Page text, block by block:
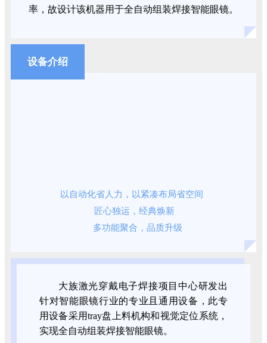
率，故设计该机器用于全自动组装焊接智能眼镜。
设备介绍
以自动化省人力，以紧凑布局省空间
匠心独运，经典焕新
多功能聚合，品质升级
大族激光穿戴电子焊接项目中心研发出
针对智能眼镜行业的专业且通用设备，此专
用设备采用tray盘上料机构和视觉定位系统，
实现全自动组装焊接智能眼镜。